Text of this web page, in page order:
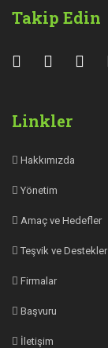
Takip Edin
Linkler
Hakkımızda
Yönetim
Amaç ve Hedefler
Teşvik ve Destekler
Firmalar
Başvuru
İletişim